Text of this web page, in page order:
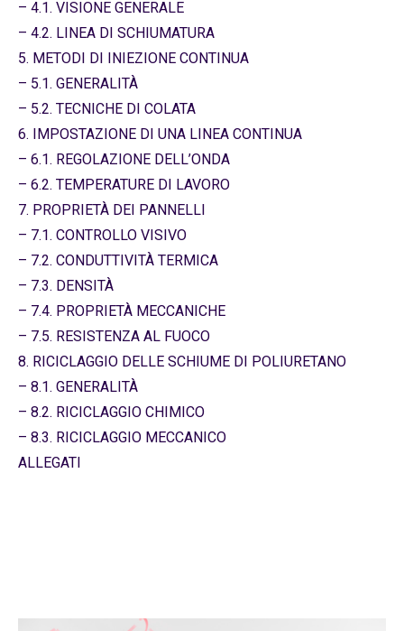
– 4.1. VISIONE GENERALE
– 4.2. LINEA DI SCHIUMATURA
5. METODI DI INIEZIONE CONTINUA
– 5.1. GENERALITÀ
– 5.2. TECNICHE DI COLATA
6. IMPOSTAZIONE DI UNA LINEA CONTINUA
– 6.1. REGOLAZIONE DELL’ONDA
– 6.2. TEMPERATURE DI LAVORO
7. PROPRIETÀ DEI PANNELLI
– 7.1. CONTROLLO VISIVO
– 7.2. CONDUTTIVITÀ TERMICA
– 7.3. DENSITÀ
– 7.4. PROPRIETÀ MECCANICHE
– 7.5. RESISTENZA AL FUOCO
8. RICICLAGGIO DELLE SCHIUME DI POLIURETANO
– 8.1. GENERALITÀ
– 8.2. RICICLAGGIO CHIMICO
– 8.3. RICICLAGGIO MECCANICO
ALLEGATI